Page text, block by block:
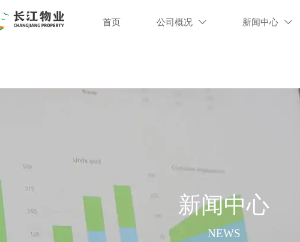
首页 公司概况  新闻中心 
新闻中心
NEWS